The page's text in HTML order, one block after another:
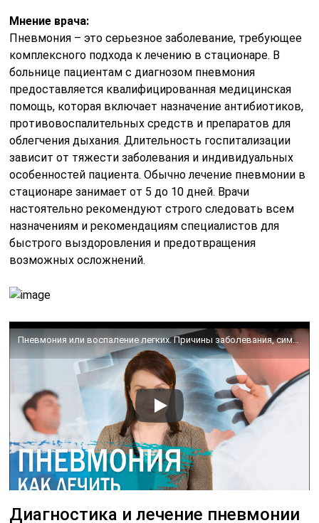
Мнение врача:
Пневмония – это серьезное заболевание, требующее
комплексного подхода к лечению в стационаре. В
больнице пациентам с диагнозом пневмония
предоставляется квалифицированная медицинская
помощь, которая включает назначение антибиотиков,
противовоспалительных средств и препаратов для
облегчения дыхания. Длительность госпитализации
зависит от тяжести заболевания и индивидуальных
особенностей пациента. Обычно лечение пневмонии в
стационаре занимает от 5 до 10 дней. Врачи
настоятельно рекомендуют строго следовать всем
назначениям и рекомендациям специалистов для
быстрого выздоровления и предотвращения
возможных осложнений.
Диагностика и лечение пневмонии